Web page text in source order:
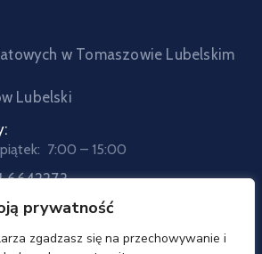
prywatność
zgadzasz się na przechowywanie i
w Tomaszowie Lubelskim
Lubelski
7:00 – 15:00
6642273